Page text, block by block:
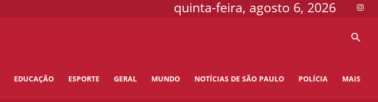
quinta-feira, agosto 6, 2026
EDUCAÇÃO ESPORTE GERAL MUNDO NOTÍCIAS DE SÃO PAULO POLÍCIA MAIS